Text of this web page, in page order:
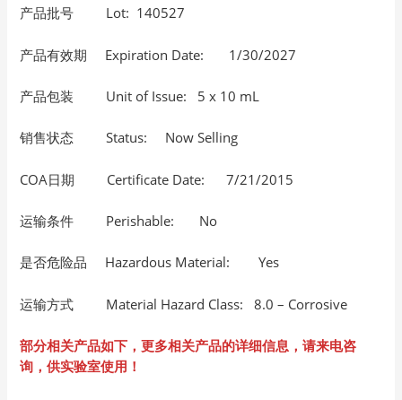
产品批号 Lot: 140527
产品有效期 Expiration Date: 1/30/2027
产品包装 Unit of Issue: 5 x 10 mL
销售状态 Status: Now Selling
COA日期 Certificate Date: 7/21/2015
运输条件 Perishable: No
是否危险品 Hazardous Material: Yes
运输方式 Material Hazard Class: 8.0 – Corrosive
部分相关产品如下，更多相关产品的详细信息，请来电咨
询，供实验室使用！